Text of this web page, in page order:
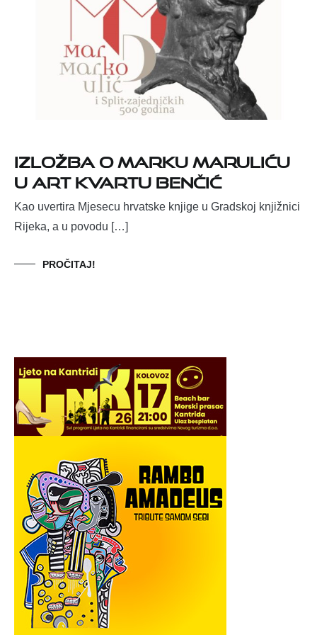
IZLOŽBA O MARKU MARULIĆU
U ART KVARTU BENČIĆ
Kao uvertira Mjesecu hrvatske knjige u Gradskoj knjižnici
Rijeka, a u povodu […]
PROČITAJ!